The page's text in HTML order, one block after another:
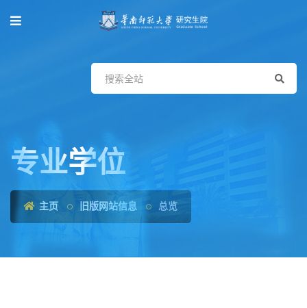
专业学位
主页 旧版网站信息 总览